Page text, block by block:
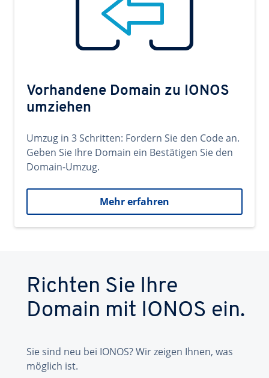
Vorhandene Domain zu IONOS
umziehen
Umzug in 3 Schritten: Fordern Sie den Code an.
Geben Sie Ihre Domain ein Bestätigen Sie den
Domain-Umzug.
Mehr erfahren
Richten Sie Ihre
Domain mit IONOS ein.
Sie sind neu bei IONOS? Wir zeigen Ihnen, was
möglich ist.